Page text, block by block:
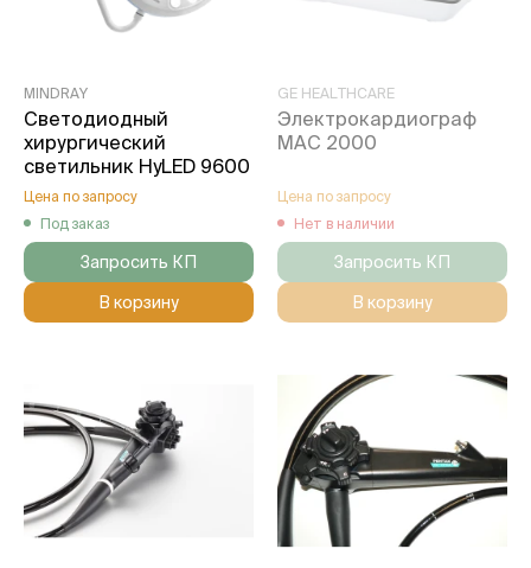
MINDRAY
Cветодиодный
хирургический
светильник HyLED 9600
Цена по запросу
Под заказ
Запросить КП
В корзину
GE HEALTHCARE
Электрокардиограф
MAC 2000
Цена по запросу
Нет в наличии
Запросить КП
В корзину